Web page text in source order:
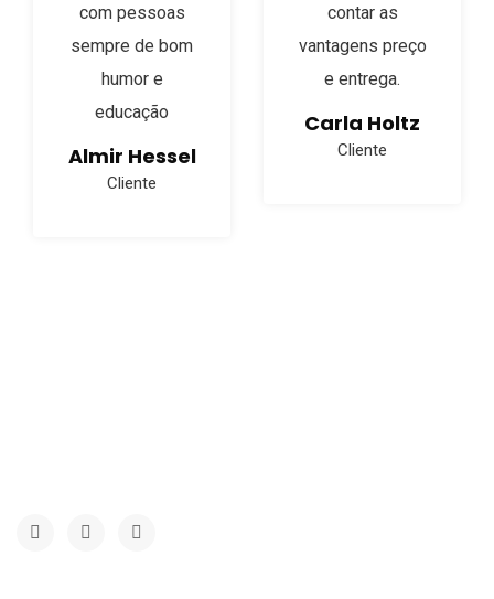
com pessoas
sempre de bom
humor e
educação
Almir Hessel
Cliente
contar as
vantagens preço
e entrega.
Carla Holtz
Cliente